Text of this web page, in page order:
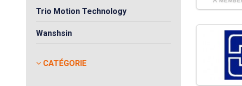
Trio Motion Technology
Wanshsin
CATÉGORIE